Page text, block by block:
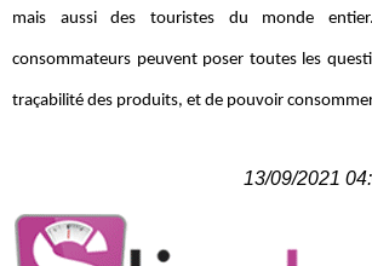
mais aussi des touristes du monde
consommateurs peuvent poser toutes les
traçabilité des produits, et de pouvoir
13/09/2021